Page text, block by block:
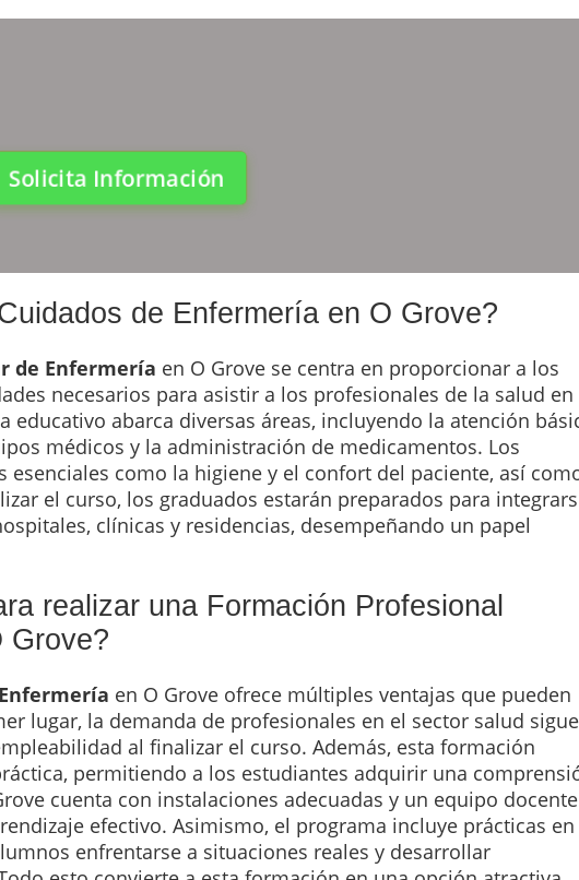
Solicita Información
de Enfermería en O Grove?
de Enfermería en O Grove se centra en proporcionar a los
necesarios para asistir a los profesionales de la salud en
educativo abarca diversas áreas, incluyendo la atención
médicos y la administración de medicamentos. Los
esenciales como la higiene y el confort del paciente, así
el curso, los graduados estarán preparados para
clínicas y residencias, desempeñando un papel
realizar una Formación Profesional
Grove?
en O Grove ofrece múltiples ventajas que pueden
lugar, la demanda de profesionales en el sector salud sigue
al finalizar el curso. Además, esta formación
permitiendo a los estudiantes adquirir una
cuenta con instalaciones adecuadas y un equipo docente
efectivo. Asimismo, el programa incluye prácticas en
enfrentarse a situaciones reales y desarrollar